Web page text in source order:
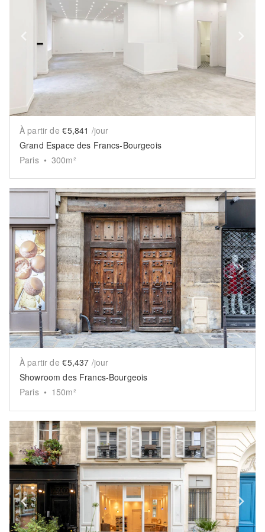
À partir de €5,841 /jour
Grand Espace des Francs-Bourgeois
Paris • 300m²
Show previous slide
À partir de €5,437 /jour
Showroom des Francs-Bourgeois
Paris • 150m²
Show previous slide